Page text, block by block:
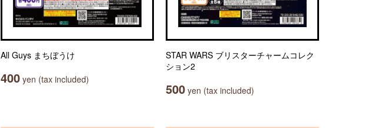
All Guys まちぼうけ
400 yen (tax included)
STAR WARS ブリスターチャームコレク
ション2
500 yen (tax included)